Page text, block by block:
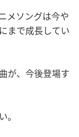
メソングは今や
まで成長してい
が、今後登場す
。